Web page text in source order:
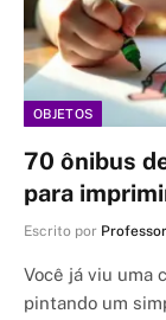
OBJETOS
70 ônibus
para
Escrito por
Você já viu uma
pintando um